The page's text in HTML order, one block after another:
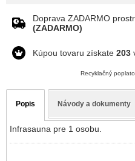
Doprava ZADARMO
(ZADARMO)
Kúpou tovaru získate 203
Recyklačný
Popis Návody a dokumenty
Infrasauna pre 1 osobu.